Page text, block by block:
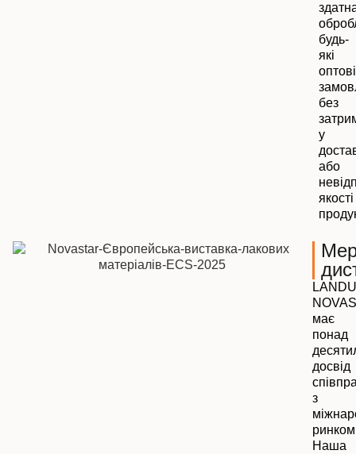
будь-
які
оптові
без
у
або
якості
LANDU
має
понад
досвід
з
Наша